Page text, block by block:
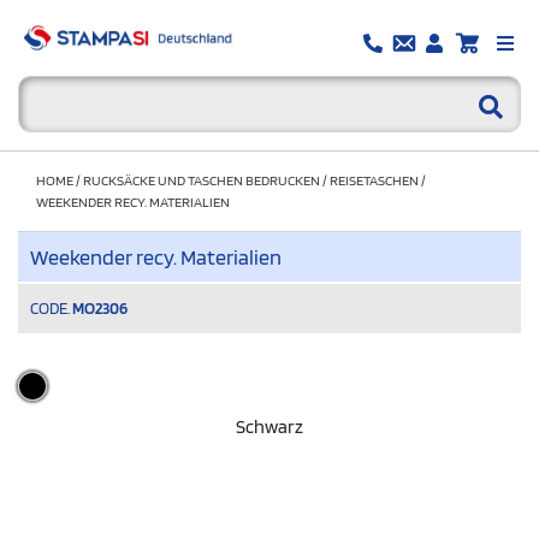
HOME/RUCKSÄCKE UND TASCHEN BEDRUCKEN /REISETASCHEN /
WEEKENDER RECY. MATERIALIEN
Weekender recy. Materialien
CODE. MO2306
Schwarz